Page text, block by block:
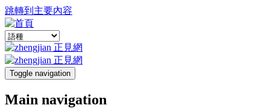
跳轉到主要內容
Toggle navigation
Main navigation